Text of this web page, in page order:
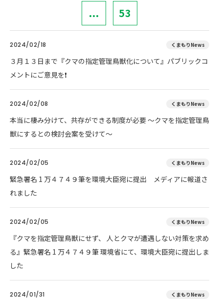
... 53
2024/02/18 くまもりNews
３月１３日まで『クマの指定管理鳥獣化について』パブリックコ
メントにご意見を❗
2024/02/08 くまもりNews
本当に棲み分けて、共存ができる制度が必要 ～クマを指定管理鳥
獣にするとの検討会案を受けて～
2024/02/05 くまもりNews
緊急署名 1 万４７４９筆を環境大臣宛に提出 メディアに報道さ
れました
2024/02/05 くまもりNews
『クマを指定管理鳥獣にせず、 人とクマが遭遇しない対策を求め
る』緊急署名 1 万４７４９筆 環境省にて、環境大臣宛に提出しま
した
2024/01/31 くまもりNews